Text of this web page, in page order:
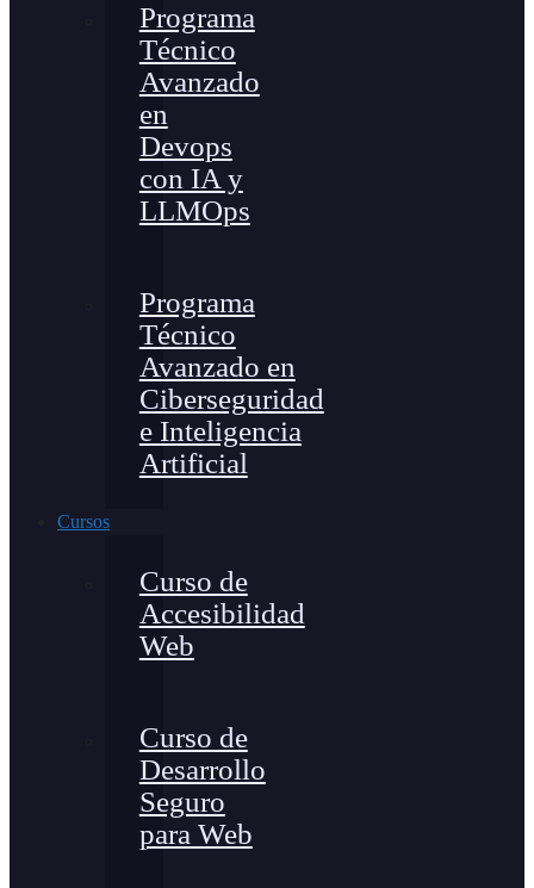
Programa
Técnico
Avanzado
en
Devops
con IA y
LLMOps
Programa
Técnico
Avanzado en
Ciberseguridad
e Inteligencia
Artificial
Cursos
Curso de
Accesibilidad
Web
Curso de
Desarrollo
Seguro
para Web